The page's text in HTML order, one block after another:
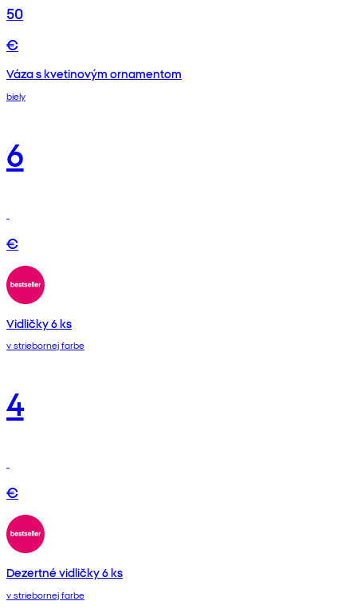
50
€
Váza s kvetinovým ornamentom
biely
6
€
Vidličky 6 ks
v striebornej farbe
4
€
Dezertné vidličky 6 ks
v striebornej farbe